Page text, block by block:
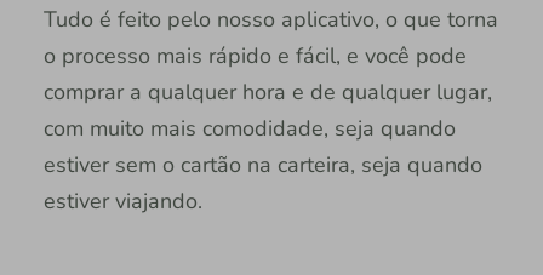
Tudo é feito pelo nosso aplicativo, o que torna
o processo mais rápido e fácil, e você pode
comprar a qualquer hora e de qualquer lugar,
com muito mais comodidade, seja quando
estiver sem o cartão na carteira, seja quando
estiver viajando.